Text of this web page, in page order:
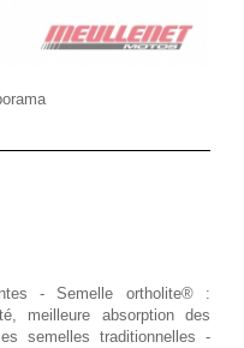
- Semelle ortholite® :
meilleure absorption des
semelles traditionnelles -